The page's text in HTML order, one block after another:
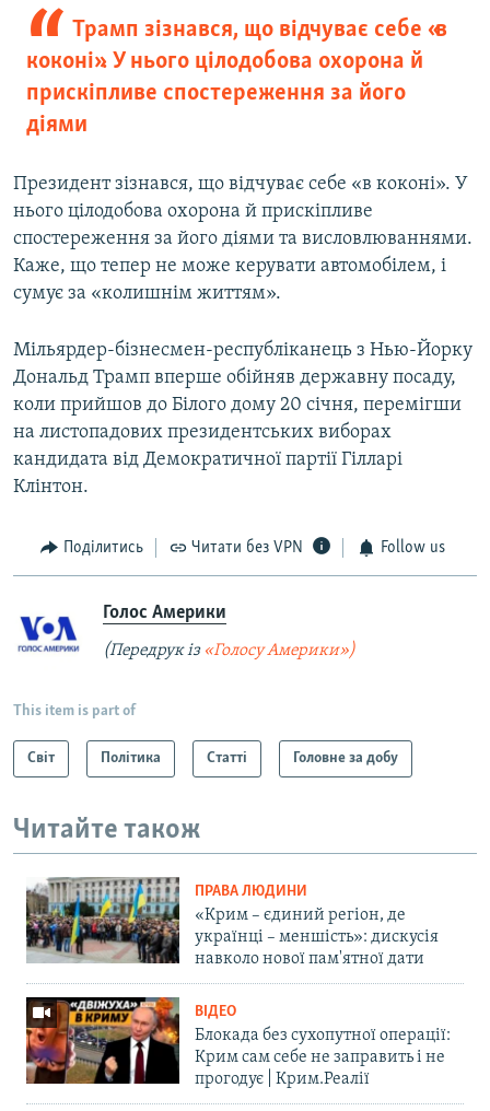
Трамп зізнався, що відчуває себе «в
коконі». У нього цілодобова охорона й
прискіпливе спостереження за його
діями
Президент зізнався, що відчуває себе «в коконі». У
нього цілодобова охорона й прискіпливе
спостереження за його діями та висловлюваннями.
Каже, що тепер не може керувати автомобілем, і
сумує за «колишнім життям».
Мільярдер-бізнесмен-республіканець з Нью-Йорку
Дональд Трамп вперше обійняв державну посаду,
коли прийшов до Білого дому 20 січня, перемігши
на листопадових президентських виборах
кандидата від Демократичної партії Гілларі
Клінтон.
Поділитись Читати без VPN Follow us
Голос Америки
(Передрук із «Голосу Америки»)
This item is part of
Світ Політика Статті Головне за добу
Читайте також
ПРАВА ЛЮДИНИ
«Крим – єдиний регіон, де
українці – меншість»: дискусія
навколо нової пам'ятної дати
ВІДЕО
Блокада без сухопутної операції:
Крим сам себе не заправить і не
прогодує | Крим.Реалії